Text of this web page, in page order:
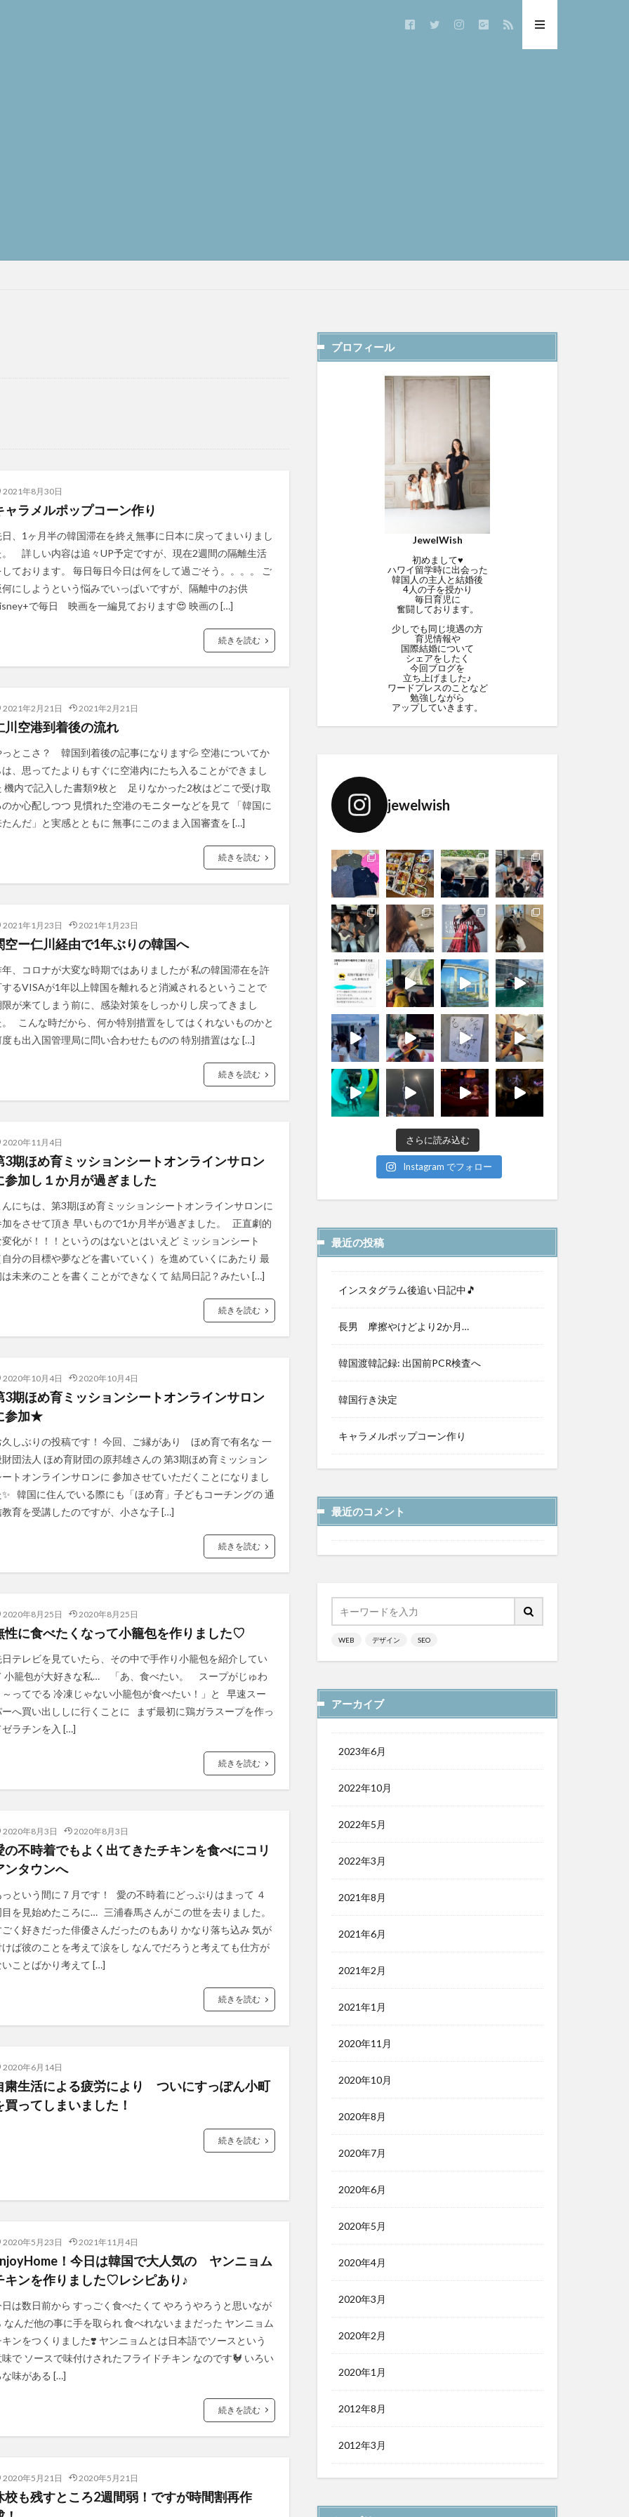
2021年8月30日
ャラメルポップコーン作り
日、1ヶ月半の韓国滞在を終え無事に日本に戻ってまいりまし
。 詳しい内容は追々UP予定ですが、現在2週間の隔離生活
しております。 毎日毎日今日は何をして過ごそう。。。。 ご
何にしようという悩みでいっぱいですが、隔離中のお供
で毎日 映画を一編見ております😍 映画の […]
続きを読む
2021年2月21日 2021年2月21日
川空港到着後の流れ
っとこさ？ 韓国到着後の記事になります💦 空港についてか
は、思ってたよりもすぐに空港内にたち入ることができまし
機内で記入した書類9枚と 足りなかった2枚はどこで受け取
のか心配しつつ 見慣れた空港のモニターなどを見て 「韓国に
たんだ」と実感とともに 無事にこのまま入国審査を […]
続きを読む
2021年1月23日 2021年1月23日
空ー仁川経由で1年ぶりの韓国へ
年、コロナが大変な時期ではありましたが 私の韓国滞在を許
するVISAが1年以上韓国を離れると消滅されるということで
限が来てしまう前に、感染対策をしっかりし戻ってきまし
。 こんな時だから、何か特別措置をしてはくれないものかと
度も出入国管理局に問い合わせたものの 特別措置はな […]
続きを読む
2020年11月4日
3期ほめ育ミッションシートオンラインサロン
参加し１か月が過ぎました
んにちは、第3期ほめ育ミッションシートオンラインサロンに
加をさせて頂き 早いもので1か月半が過ぎました。 正直劇的
変化が！！！というのはないとはいえど ミッションシート
自分の目標や夢などを書いていく）を進めていくにあたり 最
は未来のことを書くことができなくて 結局日記？みたい […]
続きを読む
2020年10月4日 2020年10月4日
3期ほめ育ミッションシートオンラインサロン
参加★
久しぶりの投稿です！ 今回、ご縁があり ほめ育で有名な 一
財団法人 ほめ育財団の原邦雄さんの 第3期ほめ育ミッション
ートオンラインサロンに 参加させていただくことになりまし
✨ 韓国に住んでいる際にも「ほめ育」子どもコーチングの 通
教育を受講したのですが、小さな子 […]
続きを読む
2020年8月25日 2020年8月25日
性に食べたくなって小籠包を作りました♡
日テレビを見ていたら、その中で手作り小籠包を紹介してい
小籠包が大好きな私… 「あ、食べたい。 スープがじゅわ
～ってでる 冷凍じゃない小籠包が食べたい！」と 早速スー
ーへ買い出ししに行くことに まず最初に鶏ガラスープを作っ
ゼラチンを入 […]
続きを読む
2020年8月3日 2020年8月3日
の不時着でもよく出てきたチキンを食べにコリ
ンタウンへ
っという間に７月です！ 愛の不時着にどっぷりはまって ４
目を見始めたころに… 三浦春馬さんがこの世を去りました。
ごく好きだった俳優さんだったのもあり かなり落ち込み 気が
けば彼のことを考えて涙をし なんでだろうと考えても仕方が
いことばかり考えて […]
続きを読む
2020年6月14日
粛生活による疲労により ついにすっぽん小町
買ってしまいました！
続きを読む
2020年5月23日 2021年11月4日
！今日は韓国で大人気の ヤンニョム
キンを作りました♡レシピあり♪
日は数日前から すっごく食べたくて やろうやろうと思いなが
なんだ他の事に手を取られ 食べれないままだった ヤンニョム
キンをつくりました❣️ ヤンニョムとは日本語でソースという
味で ソースで味付けされたフライドチキン なのです🐓 いろい
な味がある […]
続きを読む
2020年5月21日 2020年5月21日
校も残すところ2週間弱！ですが時間割再作
プロフィール
JewelWish
初めまして♥
ハワイ留学時に出会った
韓国人の主人と結婚後
4人の子を授かり
毎日育児に
奮闘しております。
少しでも同じ境遇の方
育児情報や
国際結婚について
シェアをしたく
今回ブログを
立ち上げました♪
ワードプレスのことなど
勉強しながら
アップしていきます。
jewelwish
さらに読み込む
Instagram でフォロー
最近の投稿
インスタグラム後追い日記中🎵
長男 摩擦やけどより2か月…
韓国渡韓記録: 出国前PCR検査へ
韓国行き決定
キャラメルポップコーン作り
最近のコメント
WEB デザイン SEO
アーカイブ
2023年6月
2022年10月
2022年5月
2022年3月
2021年8月
2021年6月
2021年2月
2021年1月
2020年11月
2020年10月
2020年8月
2020年7月
2020年6月
2020年5月
2020年4月
2020年3月
2020年2月
2020年1月
2012年8月
2012年3月